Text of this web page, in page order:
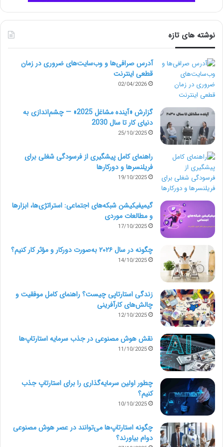
که برای نوشتن در مورد موضوع می خواهد به کار بگیرد،
برای شما ارسال کند.
4.یک قطعه از کار اصلی یا بخش کوچکی از پروژه را
مشخص کنید.
اکثر نویسنده ها، موافق هستند که در ابتدای فرآیند پروژه،
بخش کوچکی از کار را انجام دهند. پس از اینکه نوع نوشتار
مورد نظرتان را تعیین کردید، بخش کوچکی از کار را مشخص
کرده و به نویسنده دورکار بدهید. از او بخواهید تا آن بخش
را نگارش کرده و یک بند مقدمه برای آن بنویسد. این کار
مهارت سازماندهی و توانایی چینش منطقی کار آن ها را به
شما نشان خواهد داد.
5.مدارک تحصیلی آن ها را بررسی کنید، اما خیلی
سخت نگیرید.
نویسنده های خوبی وجود دارند که هیچ مدرکی در زمینه ی
زبان و ادبیات ندارند. آن ها مهارت های نوستاری خود را در
طول زمان و به دلیل علاقه توسعه داده اند. از سوی دیگر
نویسندگان با مدرک و سابقه دانشگاهی معتبر وجود دارند که
مهارت های بهتری ممکن است داشته باشند. زمانی که سابقه
ی یک نویسنده دورکار را بررسی می کنید در مورد مدرک
دانشگاهی او انعطاف پذیر باشید.
6.یک یا دو قطعه قابل پرداخت را به نویسنده دورکار
تخصیص دهید.
فریلنسر کارمند استخدام شده ی شما نیست. نیاز نیست که
نوشته های تازه
آدرس صرافی‌ها و وب‌سایت‌های ضروری در زمان
قطعی اینترنت
02/04/2026
گزارش «آینده مشاغل 2025» — چشم‌اندازی به
دنیای کار تا سال 2030
25/10/2025
راهنمای کامل پیشگیری از فرسودگی شغلی برای
فریلنسرها و دورکارها
19/10/2025
گیمیفیکیشن شبکه‌های اجتماعی: استراتژی‌ها، ابزارها
و مطالعات موردی
17/10/2025
چگونه در سال ۲۰۲۶ به‌صورت دورکار و مؤثر کار کنیم؟
14/10/2025
زندگی استارتاپی چیست؟ راهنمای کامل موفقیت و
چالش‌های کارآفرینی
12/10/2025
نقش هوش مصنوعی در جذب سرمایه استارتاپ‌ها
11/10/2025
چطور اولین سرمایه‌گذاری را برای استارتاپ جذب
کنیم؟
10/10/2025
چگونه استارتاپ‌ها می‌توانند در عصر هوش مصنوعی
دوام بیاورند؟